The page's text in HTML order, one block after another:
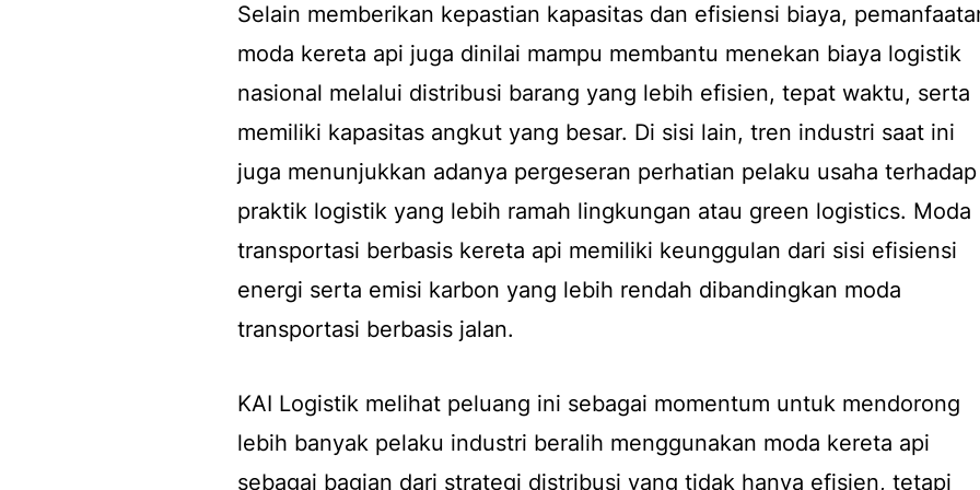
Selain memberikan kepastian kapasitas dan efisiensi biaya,
moda kereta api juga dinilai mampu membantu menekan biaya logistik
nasional melalui distribusi barang yang lebih efisien, tepat waktu, serta
memiliki kapasitas angkut yang besar. Di sisi lain, tren industri saat ini
juga menunjukkan adanya pergeseran perhatian pelaku usaha terhadap
praktik logistik yang lebih ramah lingkungan atau green logistics. Moda
transportasi berbasis kereta api memiliki keunggulan dari sisi efisiensi
energi serta emisi karbon yang lebih rendah dibandingkan moda
transportasi berbasis jalan.
KAI Logistik melihat peluang ini sebagai momentum untuk mendorong
lebih banyak pelaku industri beralih menggunakan moda kereta api
sebagai bagian dari strategi distribusi yang tidak hanya efisien, tetapi